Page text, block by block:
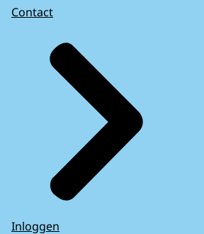
Contact
Inloggen